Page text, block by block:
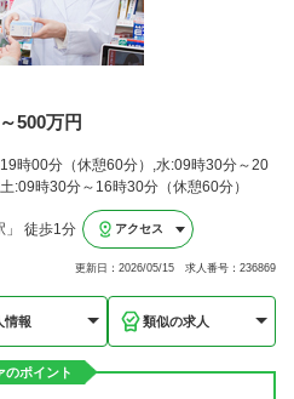
500万円
時00分（休憩60分）,水:09時30分～20
:09時30分～16時30分（休憩60分）
」 徒歩1分 アクセス
更新日：2026/05/15 求人番号：236869
情報 類似の求人
ポイント